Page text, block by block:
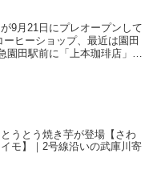
9月21日にプレオープンして
ヒーショップ、最近は園田
園田駅前に「上本珈琲店」が
うとう焼き芋が登場【さわ
モ】｜2号線沿いの武庫川寄